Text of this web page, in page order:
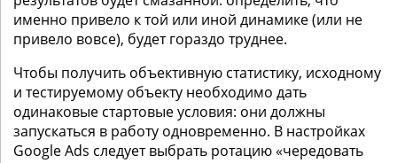
именно привело к той или иной динамике (или не
привело вовсе), будет гораздо труднее.
Чтобы получить объективную статистику, исходному
и тестируемому объекту необходимо дать
одинаковые стартовые условия: они должны
запускаться в работу одновременно. В настройках
Google Ads следует выбрать ротацию «чередовать